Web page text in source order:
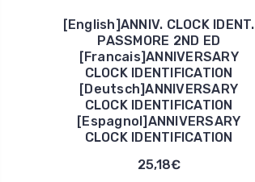
[English]ANNIV. CLOCK IDENT.
PASSMORE 2ND ED
[Francais]ANNIVERSARY
CLOCK IDENTIFICATION
[Deutsch]ANNIVERSARY
CLOCK IDENTIFICATION
[Espagnol]ANNIVERSARY
CLOCK IDENTIFICATION
25,18€